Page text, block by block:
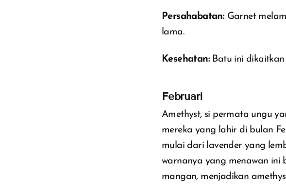
Persahabatan: Garnet
lama.
Kesehatan: Batu ini
Februari
Amethyst, si permata ungu
mereka yang lahir di bulan
mulai dari lavender yang
warnanya yang menawan ini
mangan, menjadikan